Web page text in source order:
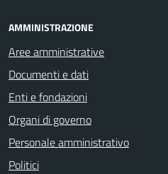
AMMINISTRAZIONE
Aree amministrative
Documenti e dati
Enti e fondazioni
Organi di governo
Personale amministrativo
Politici